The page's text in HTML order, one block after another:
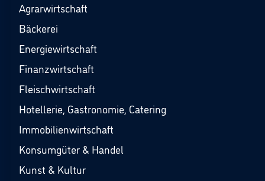
Agrarwirtschaft
Bäckerei
Energiewirtschaft
Finanzwirtschaft
Fleischwirtschaft
Hotellerie, Gastronomie, Catering
Immobilienwirtschaft
Konsumgüter & Handel
Kunst & Kultur